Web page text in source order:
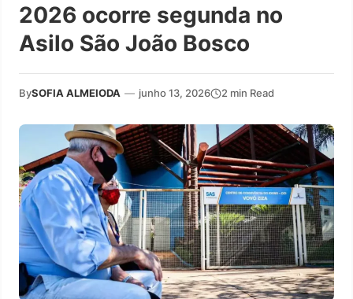
2026 ocorre segunda no
Asilo São João Bosco
BySOFIA ALMEIODA — junho 13, 2026 2 min Read